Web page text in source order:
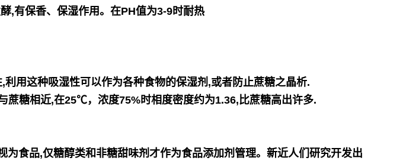
,有保香、保湿作用。在PH值为3-9时耐热
利用这种吸湿性可以作为各种食物的保湿剂,或者防止蔗糖之晶析.
蔗糖相近,在25℃，浓度75%时相度密度约为1.36,比蔗糖高出许多.
为食品,仅糖醇类和非糖甜味剂才作为食品添加剂管理。新近人们研究开发出